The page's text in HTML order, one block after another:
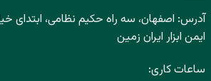
آدرس: اصفهان، سه راه حکیم نظامی، ابتدای
ایمن ابزار ایران زمین
ساعات کاری: